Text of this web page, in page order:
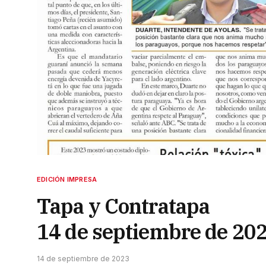
EDICIÓN IMPRESA
Tapa y Contratapa
14 de septiembre de
14 de septiembre de 2023